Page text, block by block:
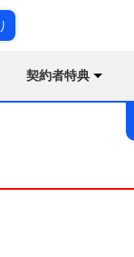
契約者特典